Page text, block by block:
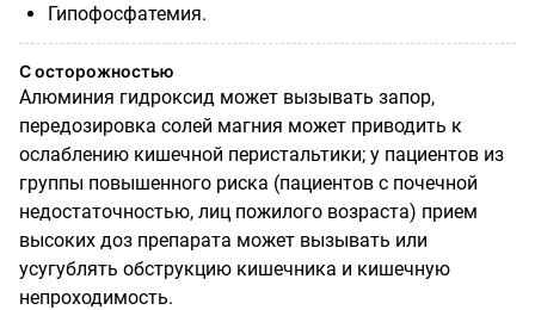
Гипофосфатемия.
С осторожностью
Алюминия гидроксид может вызывать запор,
передозировка солей магния может приводить к
ослаблению кишечной перистальтики; у пациентов из
группы повышенного риска (пациентов с почечной
недостаточностью, лиц пожилого возраста) прием
высоких доз препарата может вызывать или
усугублять обструкцию кишечника и кишечную
непроходимость.